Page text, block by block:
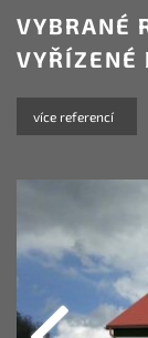
VYBRANÉ
VYŘÍZENÉ
více referencí